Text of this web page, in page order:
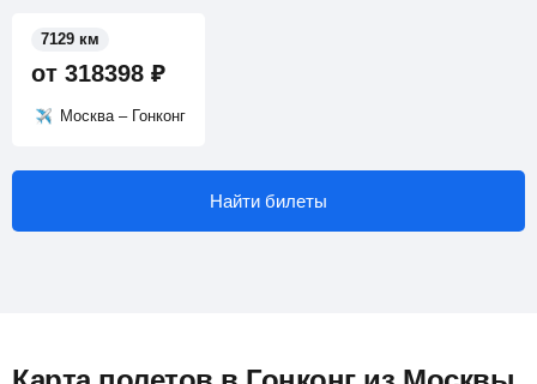
от 318398 ₽
Москва – Гонконг
7129 км
Найти билеты